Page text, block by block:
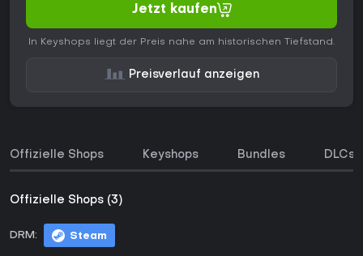
Jetzt kaufen
In Keyshops liegt der Preis nahe am historischen Tiefstand.
Preisverlauf anzeigen
Offizielle Shops Keyshops Bundles DLCs
Offizielle Shops (3)
DRM: Steam